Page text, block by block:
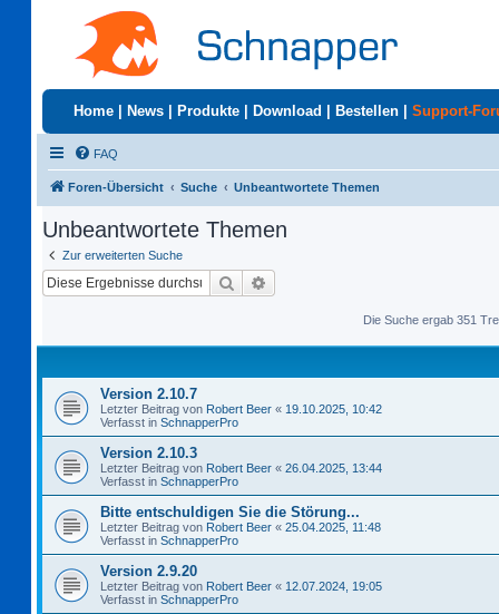
Home News Produkte Download Bestellen Support-
FAQ
Foren-Übersicht Suche Unbeantwortete Themen
Unbeantwortete Themen
Zur erweiterten Suche
Suche
Die Suche ergab 351
Version 2.10.7
Letzter Beitrag von Robert Beer « 19.10.2025, 10:42
Verfasst in SchnapperPro
Version 2.10.3
Letzter Beitrag von Robert Beer « 26.04.2025, 13:44
Verfasst in SchnapperPro
Bitte entschuldigen Sie die Störung...
Letzter Beitrag von Robert Beer « 25.04.2025, 11:48
Verfasst in SchnapperPro
Version 2.9.20
Letzter Beitrag von Robert Beer « 12.07.2024, 19:05
Verfasst in SchnapperPro